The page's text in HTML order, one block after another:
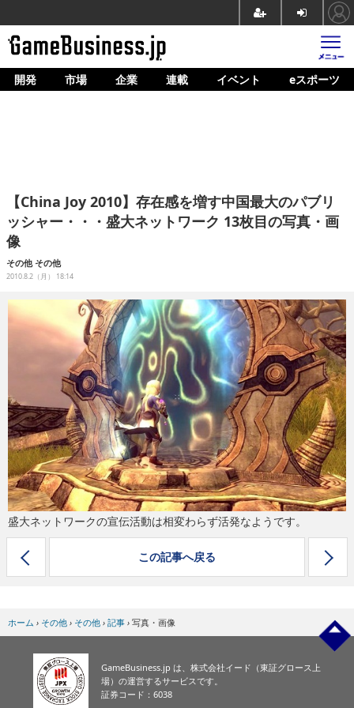
ホーム
企業動向
人材育成
産業政策
連載
イベント/セミナー
開発 市場 企業 連載 イベント eスポーツ
【China Joy 2010】存在感を増す中国最大のパブリ
ッシャー・・・盛大ネットワーク 13枚目の写真・画
像
その他 その他
2010.8.2（月） 18:14
盛大ネットワークの宣伝活動は相変わらず活発なようです。
この記事へ戻る
ホーム › その他 › その他 › 記事 › 写真・画像
GameBusiness.jp は、株式会社イード（東証グロース上
場）の運営するサービスです。
証券コード：6038